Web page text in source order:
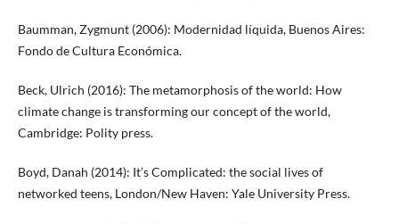
Baumman, Zygmunt (2006): Modernidad líquida, Buenos Aires:
Fondo de Cultura Económica.
Beck, Ulrich (2016): The metamorphosis of the world: How
climate change is transforming our concept of the world,
Cambridge: Polity press.
Boyd, Danah (2014): It’s Complicated: the social lives of
networked teens, London/New Haven: Yale University Press.